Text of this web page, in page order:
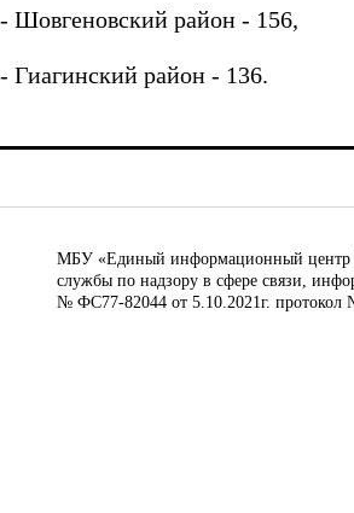
- Шовгеновский район - 156,
- Гиагинский район - 136.
МБУ «Единый информационный центр
службы по надзору в сфере связи,
№ ФС77-82044 от 5.10.2021г. протокол